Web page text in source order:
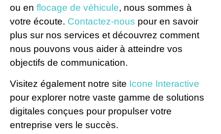
ou en flocage de véhicule, nous sommes à
votre écoute. Contactez-nous pour en savoir
plus sur nos services et découvrez comment
nous pouvons vous aider à atteindre vos
objectifs de communication.
Visitez également notre site Icone Interactive
pour explorer notre vaste gamme de solutions
digitales conçues pour propulser votre
entreprise vers le succès.